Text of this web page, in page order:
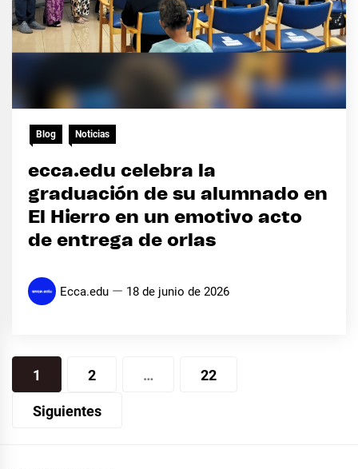
Blog Noticias
ecca.edu celebra la
graduación de su alumnado en
El Hierro en un emotivo acto
de entrega de orlas
Ecca.edu 18 de junio de 2026
Paginación
de
entradas
1 2 … 22
Siguientes